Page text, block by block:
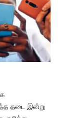
தடை இன்று